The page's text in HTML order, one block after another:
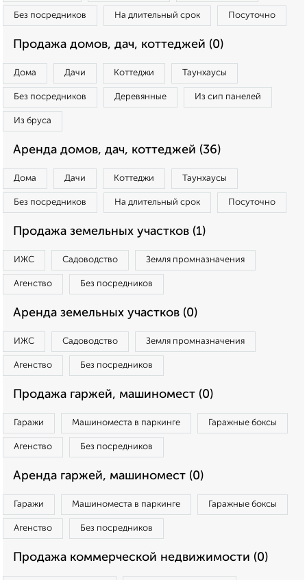
Без посредников На длительный срок Посуточно
Продажа домов, дач, коттеджей (0)
Дома Дачи Коттеджи Таунхаусы
Без посредников Деревянные Из сип панелей
Из бруса
Аренда домов, дач, коттеджей (36)
Дома Дачи Коттеджи Таунхаусы
Без посредников На длительный срок Посуточно
Продажа земельных участков (1)
ИЖС Садоводство Земля промназначения
Агенство Без посредников
Аренда земельных участков (0)
ИЖС Садоводство Земля промназначения
Агенство Без посредников
Продажа гаржей, машиномест (0)
Гаражи Машиноместа в паркинге Гаражные боксы
Агенство Без посредников
Аренда гаржей, машиномест (0)
Гаражи Машиноместа в паркинге Гаражные боксы
Агенство Без посредников
Продажа коммерческой недвижимости (0)